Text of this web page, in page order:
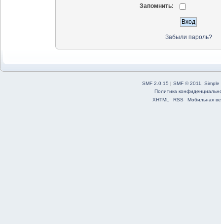
Запомнить:
Забыли пароль?
SMF 2.0.15 | SMF © 2011
Simple
Политика
XHTML
RSS Мобильная